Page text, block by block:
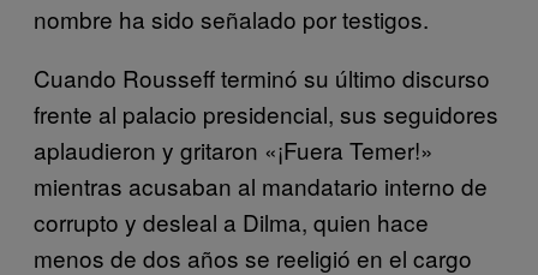
nombre ha sido señalado por testigos.
Cuando Rousseff terminó su último discurso
frente al palacio presidencial, sus seguidores
aplaudieron y gritaron «¡Fuera Temer!»
mientras acusaban al mandatario interno de
corrupto y desleal a Dilma, quien hace
menos de dos años se reeligió en el cargo